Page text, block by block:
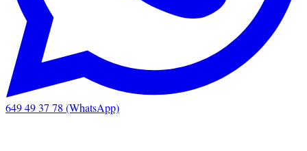
649 49 37 78 (WhatsApp)